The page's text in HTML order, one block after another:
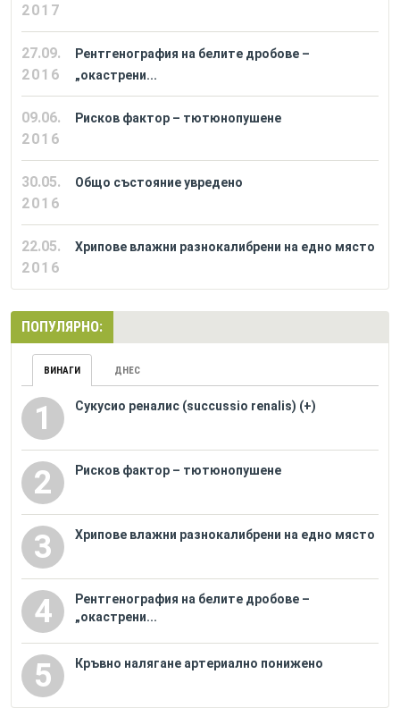
2017
27.09.
2016
Рентгенография на белите дробове –
„окастрени...
09.06.
2016
Рисков фактор – тютюнопушене
30.05.
2016
Общо състояние увредено
22.05.
2016
Хрипове влажни разнокалибрени на едно място
ПОПУЛЯРНО:
ВИНАГИ ДНЕС
1 Сукусио реналис (succussio renalis) (+)
2 Рисков фактор – тютюнопушене
3 Хрипове влажни разнокалибрени на едно място
4
Рентгенография на белите дробове –
„окастрени...
5 Кръвно налягане артериално понижено